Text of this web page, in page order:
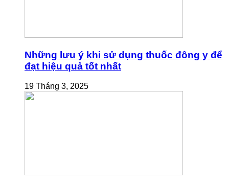
Những lưu ý khi sử dụng thuốc đông y để
đạt hiệu quả tốt nhất
19 Tháng 3, 2025